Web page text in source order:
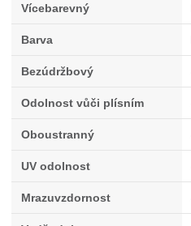
Vícebarevný
Barva
Bezúdržbový
Odolnost vůči plísním
Oboustranný
UV odolnost
Mrazuvzdornost